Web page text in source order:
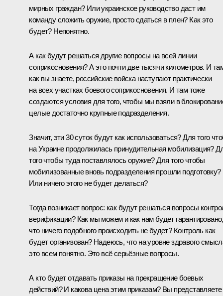
мирных граждан? Или украинское руководство даст им
команду сложить оружие, просто сдаться в плен? Как это
будет? Непонятно.
А как будут решаться другие вопросы на всей линии
соприкосновения? А это почти две тысячи километров. И
как вы знаете, российские войска наступают практически
на всех участках боевого соприкосновения. И там тоже
создаются условия для того, чтобы мы взяли в
целые достаточно крупные подразделения.
Значит, эти 30 суток будут как использоваться? Для того
на Украине продолжилась принудительная мобилизация?
того чтобы туда поставлялось оружие? Для того чтобы
мобилизованные вновь подразделения прошли подготовку?
Или ничего этого не будет делаться?
Тогда возникает вопрос: как будут решаться вопросы
верификации? Как мы можем и как нам будет гарантировано,
что ничего подобного происходить не будет? Контроль как
будет организован? Надеюсь, что на уровне здравого
это всем понятно. Это всё серьёзные вопросы.
А кто будет отдавать приказы на прекращение боевых
действий? И какова цена этим приказам? Вы представляете